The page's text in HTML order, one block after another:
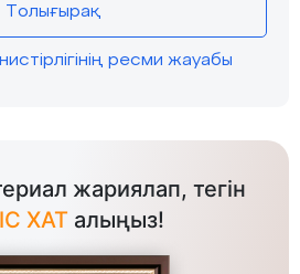
Толығырақ
ресми жауабы
жариялап, тегін
ХАТ алыңыз!